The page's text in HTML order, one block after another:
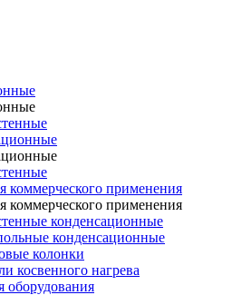
коммерческого применения
коммерческого применения
конденсационные
конденсационные
колонки
косвенного нагрева
оборудования